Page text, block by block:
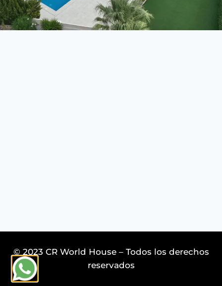
© 2023 CR World House – Todos los derechos
reservados